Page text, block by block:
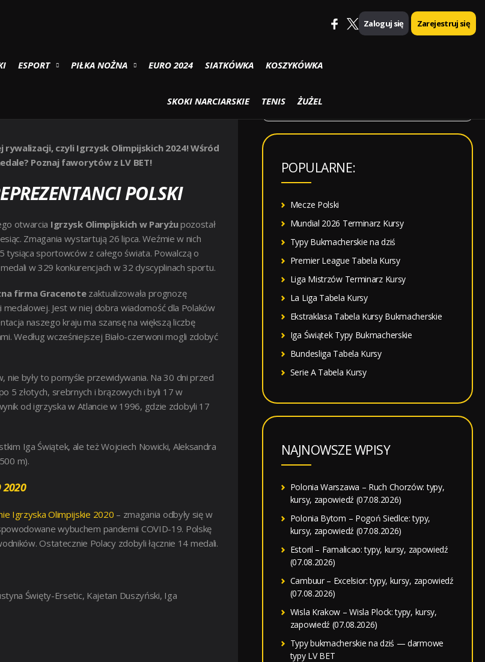
ESPORT PIŁKA NOŻNA EURO 2024 SIATKÓWKA KOSZYKÓWKA
SKOKI NARCIARSKIE TENIS ŻUŻEL
Zaloguj się Zarejestruj się
OLIMPIJSKICH
czyli Igrzysk Olimpijskich 2024! Wśród
Poznaj faworytów z LV BET!
POLSKI
otwarcia Igrzysk Olimpijskich w Paryżupozostał
Zmagania wystartują 26 lipca. Weźmie w nich
tysiąca sportowców z całego świata. Powalczą o
w 329 konkurencjach w 32 dyscyplinach sportu.
firma Gracenotezaktualizowała prognozę
medalowej. Jest w niej dobra wiadomość dla Polaków
naszego kraju ma szansę na większą liczbę
Według wcześniejszej Biało-czerwoni mogli zdobyć
nie były to pomyśle przewidywania. Na 30 dni przed
5 złotych, srebrnych i brązowych i byli 17 w
od igrzyska w Atlancie w 1996, gdzie zdobyli 17
Iga Świątek, ale też Wojciech Nowicki, Aleksandra
m).
2020
Igrzyska Olimpijskie 2020 – zmagania odbyły się w
wybuchem pandemii COVID-19. Polskę
Ostatecznie Polacy zdobyli łącznie 14 medali.
Święty-Ersetic, Kajetan Duszyński, Iga
SZUKAJ
k
POPULARNE:
Mecze Polski
Mundial 2026 Terminarz Kursy
Typy Bukmacherskie na dziś
Premier League Tabela Kursy
Liga Mistrzów Terminarz Kursy
La Liga Tabela Kursy
Ekstraklasa Tabela Kursy Bukmacherskie
Iga Świątek Typy Bukmacherskie
Bundesliga Tabela Kursy
Serie A Tabela Kursy
NAJNOWSZE WPISY
Polonia Warszawa – Ruch Chorzów: typy,
kursy, zapowiedź (07.08.2026)
Polonia Bytom – Pogoń Siedlce: typy,
kursy, zapowiedź (07.08.2026)
Estoril – Famalicao: typy, kursy, zapowiedź
(07.08.2026)
Cambuur – Excelsior: typy, kursy, zapowiedź
(07.08.2026)
Wisla Krakow – Wisla Plock: typy, kursy,
zapowiedź (07.08.2026)
Typy bukmacherskie na dziś — darmowe
typy LV BET